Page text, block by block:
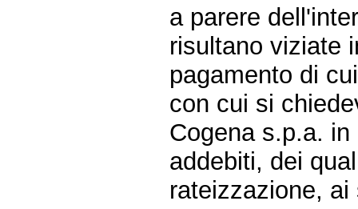
a parere
risultano viziate
pagamento di
con cui si
Cogena s.p.a.
addebiti, dei
rateizzazione,